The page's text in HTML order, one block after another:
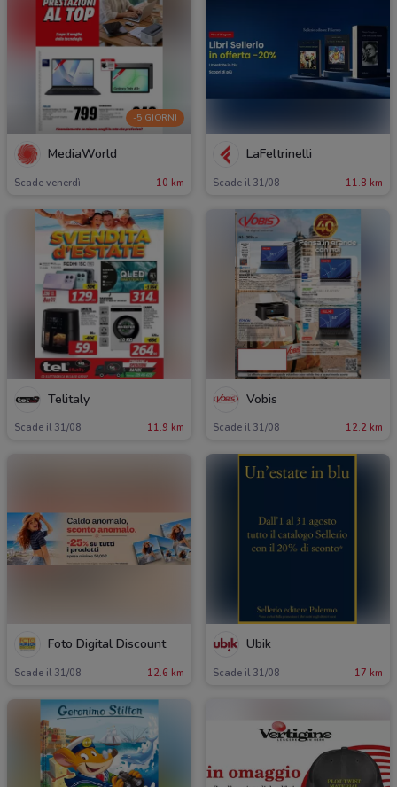
-5 GIORNI
MediaWorld
Scade venerdì 10 km
LaFeltrinelli
Scade il 31/08 11.8 km
Telitaly
Scade il 31/08 11.9 km
Vobis
Scade il 31/08 12.2 km
Foto Digital Discount
Scade il 31/08 12.6 km
Ubik
Scade il 31/08 17 km